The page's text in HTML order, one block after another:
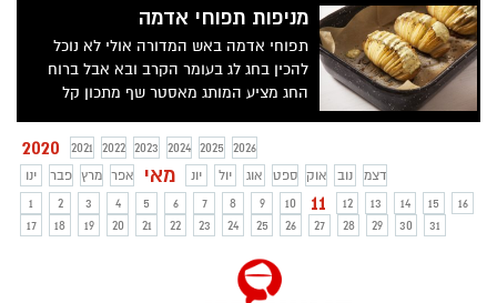
מניפות תפוחי אדמה
תפוחי אדמה באש המדורה אולי לא נוכל
להכין בחג לג בעומר הקרב ובא אבל ברוח
החג מציע המותג מאסטר שף מתכון קל
הולדי מתובל!
2020 2021 2022 2023 2024 2025
2026
ינו
פבר מרץ אפר מאי יונ יול אוג ספט אוק נוב
דצמ
1
2 3 4 5 6 7 8 9 10 11 12 13 14 15
16
17
18 19 20 21 22 23 24 25 26 27 28 29 30 31